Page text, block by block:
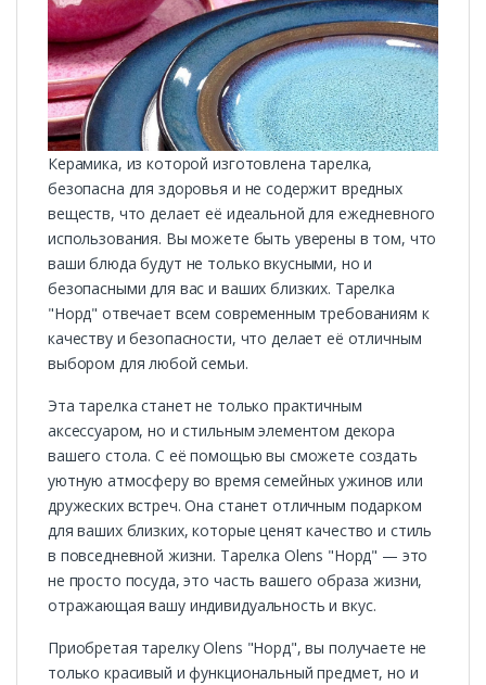
Керамика, из которой изготовлена тарелка,
безопасна для здоровья и не содержит вредных
веществ, что делает её идеальной для ежедневного
использования. Вы можете быть уверены в том, что
ваши блюда будут не только вкусными, но и
безопасными для вас и ваших близких. Тарелка
"Норд" отвечает всем современным требованиям к
качеству и безопасности, что делает её отличным
выбором для любой семьи.
Эта тарелка станет не только практичным
аксессуаром, но и стильным элементом декора
вашего стола. С её помощью вы сможете создать
уютную атмосферу во время семейных ужинов или
дружеских встреч. Она станет отличным подарком
для ваших близких, которые ценят качество и стиль
в повседневной жизни. Тарелка Olens "Норд" — это
не просто посуда, это часть вашего образа жизни,
отражающая вашу индивидуальность и вкус.
Приобретая тарелку Olens "Норд", вы получаете не
только красивый и функциональный предмет, но и